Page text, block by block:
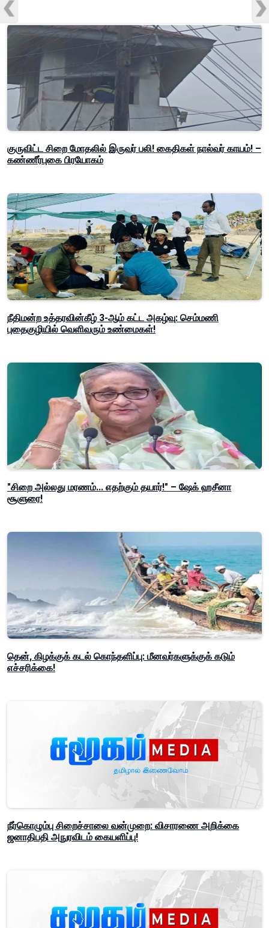
குருவிட்ட சிறை மோதலில் இருவர் பலி! கைதிகள் நால்வர் காயம்! –
கண்ணீர்புகை பிரயோகம்
நீதிமன்ற உத்தரவின்கீழ் 3-ஆம் கட்ட அகழ்வு: செம்மணி
புதைகுழியில் வெளிவரும் உண்மைகள்!
"சிறை அல்லது மரணம்... எதற்கும் தயார்!" – ஷேக் ஹசீனா
சூளுரை!
தென், கிழக்குக் கடல் கொந்தளிப்பு: மீனவர்களுக்குக் கடும்
எச்சரிக்கை!
நீர்கொழும்பு சிறைச்சாலை வன்முறை: விசாரணை அறிக்கை
ஜனாதிபதி அநுரவிடம் கையளிப்பு!